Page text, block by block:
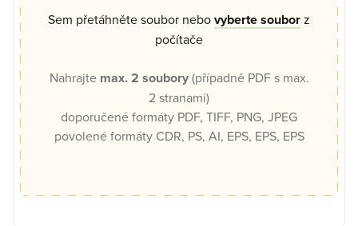
Sem přetáhněte soubor nebovyberte souborz
počítače
Nahrajte max. 2 soubory(případně PDF s max.
2 stranami)
doporučené formáty PDF, TIFF, PNG, JPEG
povolené formáty CDR, PS, AI, EPS, EPS, EPS